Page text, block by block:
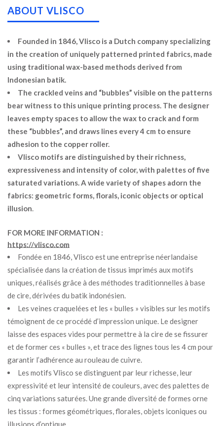
ABOUT VLISCO
Founded in 1846, Vlisco is a Dutch company specializing
in the creation of uniquely patterned printed fabrics, made
using traditional wax-based methods derived from
Indonesian batik.
The crackled veins and “bubbles” visible on the patterns
bear witness to this unique printing process. The designer
leaves empty spaces to allow the wax to crack and form
these “bubbles”, and draws lines every 4 cm to ensure
adhesion to the copper roller.
Vlisco motifs are distinguished by their richness,
expressiveness and intensity of color, with palettes of five
saturated variations. A wide variety of shapes adorn the
fabrics: geometric forms, florals, iconic objects or optical
illusion
FOR MORE INFORMATION :
https://vlisco.com
Fondée en 1846, Vlisco est une entreprise néerlandaise
spécialisée dans la création de tissus imprimés aux motifs
uniques, réalisés grâce à des méthodes traditionnelles à base
de cire, dérivées du batik indonésien.
Les veines craquelées et les « bulles » visibles sur les motifs
témoignent de ce procédé d’impression unique. Le designer
laisse des espaces vides pour permettre à la cire de se fissurer
et de former ces « bulles », et trace des lignes tous les 4 cm pour
garantir l’adhérence au rouleau de cuivre.
Les motifs Vlisco se distinguent par leur richesse, leur
expressivité et leur intensité de couleurs, avec des palettes de
cinq variations saturées. Une grande diversité de formes orne
les tissus : formes géométriques, florales, objets iconiques ou
illusions d’optique.